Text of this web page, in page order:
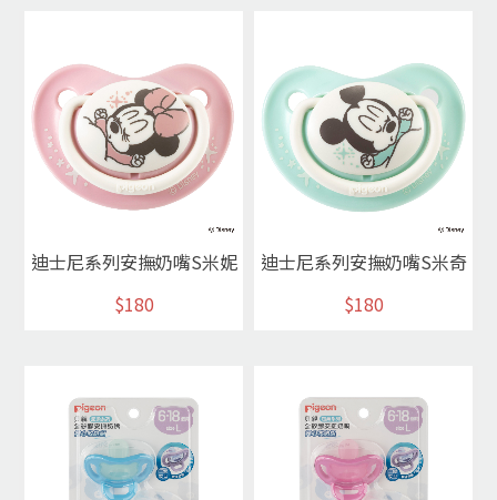
迪士尼系列安撫奶嘴S米妮
$180
迪士尼系列安撫奶嘴S米奇
$180